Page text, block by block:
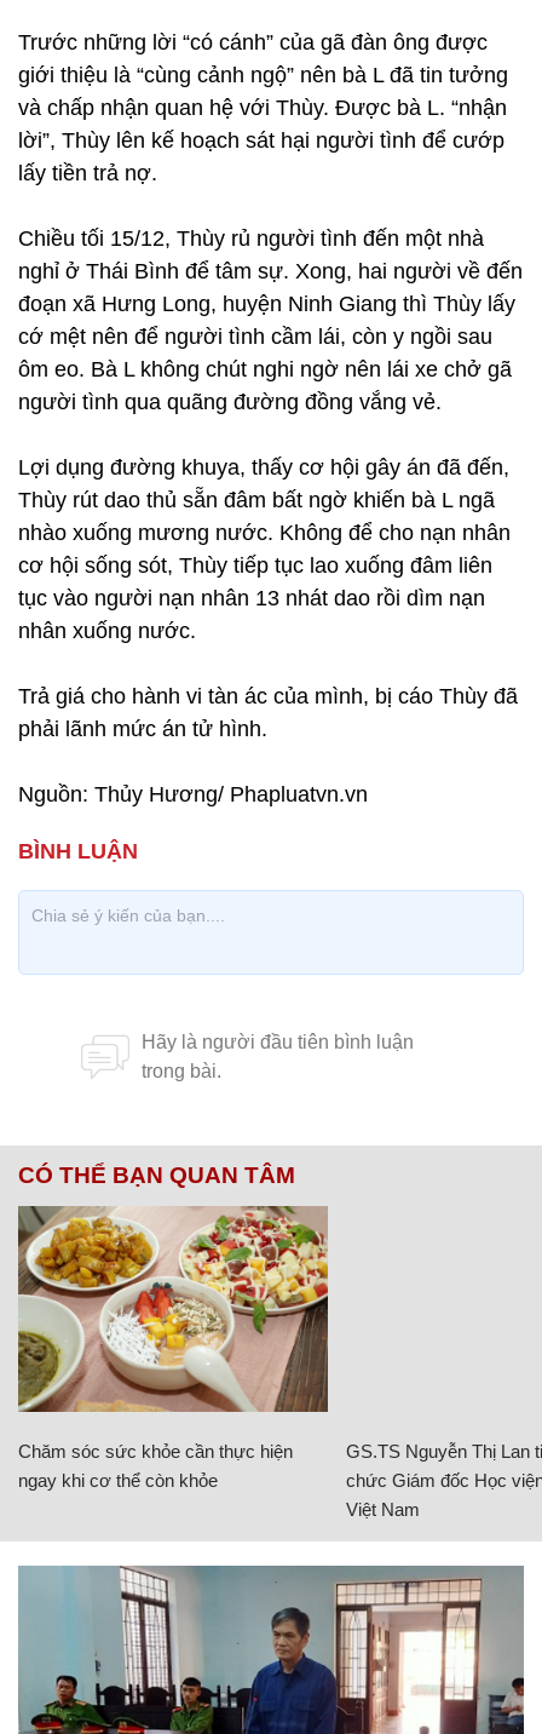
Trước những lời “có cánh” của gã đàn ông được
giới thiệu là “cùng cảnh ngộ” nên bà L đã tin tưởng
và chấp nhận quan hệ với Thùy. Được bà L. “nhận
lời”, Thùy lên kế hoạch sát hại người tình để cướp
lấy tiền trả nợ.
Chiều tối 15/12, Thùy rủ người tình đến một nhà
nghỉ ở Thái Bình để tâm sự. Xong, hai người về đến
đoạn xã Hưng Long, huyện Ninh Giang thì Thùy lấy
cớ mệt nên để người tình cầm lái, còn y ngồi sau
ôm eo. Bà L không chút nghi ngờ nên lái xe chở gã
người tình qua quãng đường đồng vắng vẻ.
Lợi dụng đường khuya, thấy cơ hội gây án đã đến,
Thùy rút dao thủ sẵn đâm bất ngờ khiến bà L ngã
nhào xuống mương nước. Không để cho nạn nhân
cơ hội sống sót, Thùy tiếp tục lao xuống đâm liên
tục vào người nạn nhân 13 nhát dao rồi dìm nạn
nhân xuống nước.
Trả giá cho hành vi tàn ác của mình, bị cáo Thùy đã
phải lãnh mức án tử hình.
Nguồn: Thủy Hương/ Phapluatvn.vn
CÓ THỂ BẠN QUAN TÂM
Chăm sóc sức khỏe cần thực hiện
ngay khi cơ thể còn khỏe
GS.TS Nguyễn Thị Lan
chức Giám đốc Học
Việt Nam